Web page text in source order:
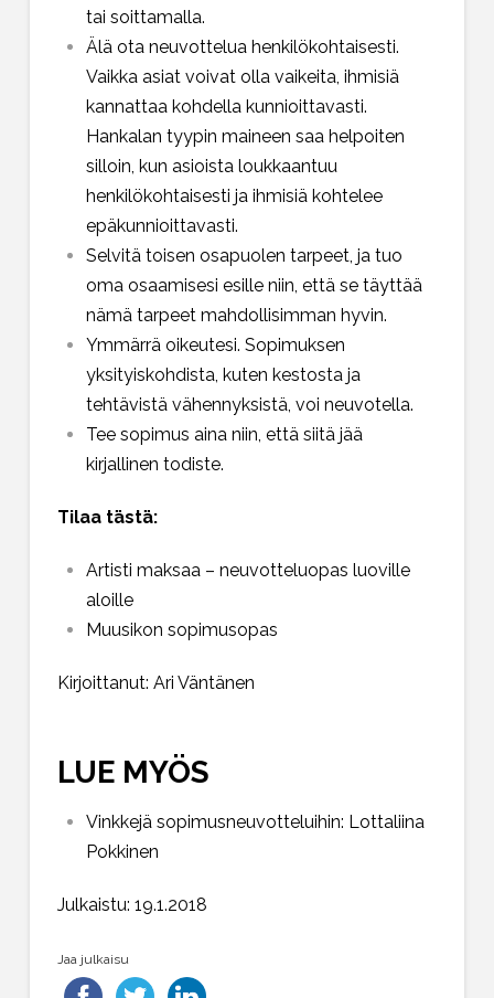
tai soittamalla.
Älä ota neuvottelua henkilökohtaisesti.
Vaikka asiat voivat olla vaikeita, ihmisiä
kannattaa kohdella kunnioittavasti.
Hankalan tyypin maineen saa helpoiten
silloin, kun asioista loukkaantuu
henkilökohtaisesti ja ihmisiä kohtelee
epäkunnioittavasti.
Selvitä toisen osapuolen tarpeet, ja tuo
oma osaamisesi esille niin, että se täyttää
nämä tarpeet mahdollisimman hyvin.
Ymmärrä oikeutesi. Sopimuksen
yksityiskohdista, kuten kestosta ja
tehtävistä vähennyksistä, voi neuvotella.
Tee sopimus aina niin, että siitä jää
kirjallinen todiste.
Tilaa tästä:
Artisti maksaa – neuvotteluopas luoville
aloille
Muusikon sopimusopas
Kirjoittanut: Ari Väntänen
LUE MYÖS
Vinkkejä sopimusneuvotteluihin: Lottaliina
Pokkinen
Julkaistu: 19.1.2018
Jaa julkaisu